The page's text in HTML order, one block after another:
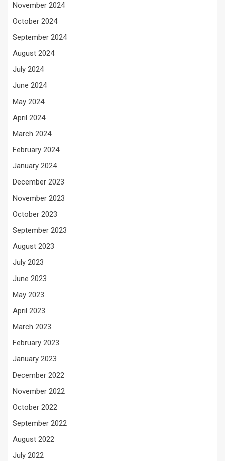
November 2024
October 2024
September 2024
August 2024
July 2024
June 2024
May 2024
April 2024
March 2024
February 2024
January 2024
December 2023
November 2023
October 2023
September 2023
August 2023
July 2023
June 2023
May 2023
April 2023
March 2023
February 2023
January 2023
December 2022
November 2022
October 2022
September 2022
August 2022
July 2022